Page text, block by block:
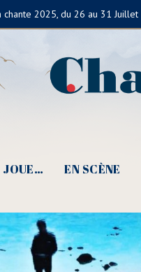
chante 2025, du 26 au 31 Juillet
JOUE… EN SCÈNE